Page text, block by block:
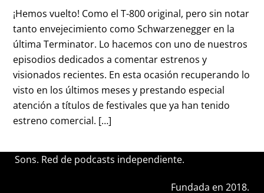
¡Hemos vuelto! Como el T-800 original, pero sin notar
tanto envejecimiento como Schwarzenegger en la
última Terminator. Lo hacemos con uno de nuestros
episodios dedicados a comentar estrenos y
visionados recientes. En esta ocasión recuperando lo
visto en los últimos meses y prestando especial
atención a títulos de festivales que ya han tenido
estreno comercial. […]
Sons. Red de podcasts independiente.
Fundada en 2018.